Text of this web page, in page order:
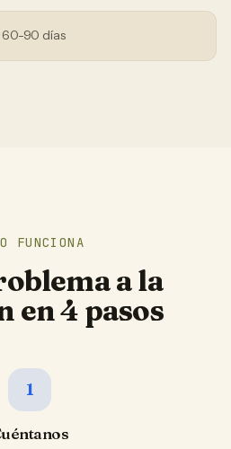
60-90 días
FUNCIONA
a la
en 4 pasos
1